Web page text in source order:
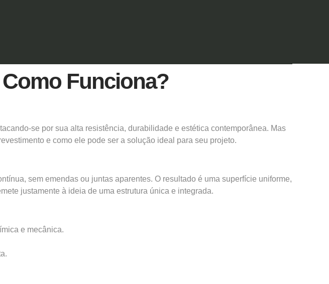
Funciona?
se por sua alta resistência, durabilidade e estética contemporânea. Mas
e como ele pode ser a solução ideal para seu projeto.
sem emendas ou juntas aparentes. O resultado é uma superfície uniforme,
justamente à ideia de uma estrutura única e integrada.
e mecânica.